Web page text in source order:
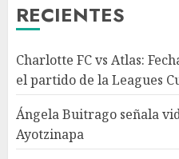
RECIENTES
Charlotte FC vs Atlas:
el partido de la Leagues
Ángela Buitrago señala
Ayotzinapa
3
4
de